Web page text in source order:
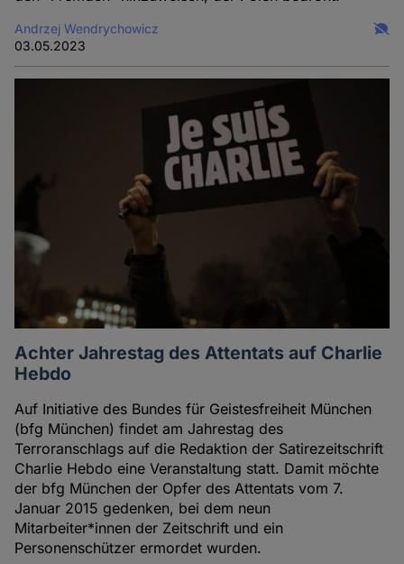
Andrzej Wendrychowicz
03.05.2023
Achter Jahrestag des Attentats auf Charlie
Hebdo
Auf Initiative des Bundes für Geistesfreiheit München
(bfg München) findet am Jahrestag des
Terroranschlags auf die Redaktion der Satirezeitschrift
Charlie Hebdo eine Veranstaltung statt. Damit möchte
der bfg München der Opfer des Attentats vom 7.
Januar 2015 gedenken, bei dem neun
Mitarbeiter*innen der Zeitschrift und ein
Personenschützer ermordet wurden.